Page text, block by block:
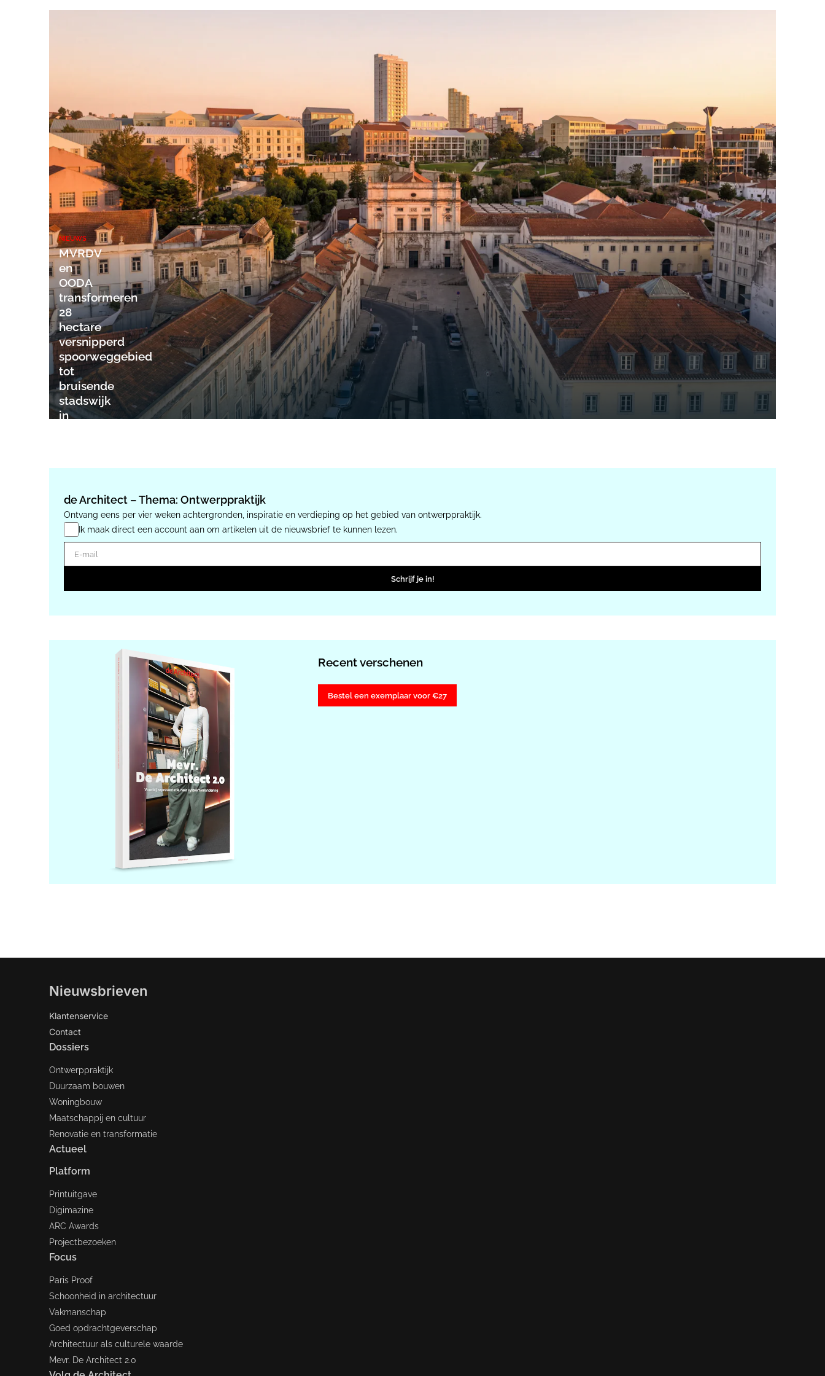
NIEUWS
MVRDV
en
OODA
transformeren
28
hectare
versnipperd
spoorweggebied
tot
bruisende
stadswijk
in
de Architect – Thema: Ontwerppraktijk
Ontvang eens per vier weken achtergronden, inspiratie en verdieping op het gebied van ontwerppraktijk.
Ik maak direct een account aan om artikelen uit de nieuwsbrief te kunnen lezen.
E-mail
Schrijf je in!
Recent verschenen
Bestel een exemplaar voor €27
Nieuwsbrieven
Klantenservice
Contact
Dossiers
Ontwerppraktijk
Duurzaam bouwen
Woningbouw
Maatschappij en cultuur
Renovatie en transformatie
Actueel
Platform
Printuitgave
Digimazine
ARC Awards
Projectbezoeken
Focus
Paris Proof
Schoonheid in architectuur
Vakmanschap
Goed opdrachtgeverschap
Architectuur als culturele waarde
Mevr. De Architect 2.0